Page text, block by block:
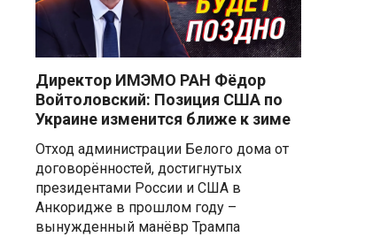
Директор ИМЭМО РАН Фёдор
Войтоловский: Позиция США по
Украине изменится ближе к зиме
Отход администрации Белого дома от
договорённостей, достигнутых
президентами России и США в
Анкоридже в прошлом году –
вынужденный манёвр Трампа